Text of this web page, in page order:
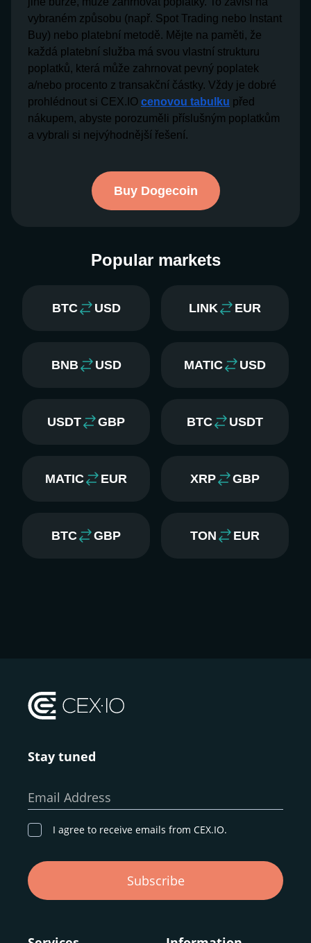
vybraném způsobu (např. Spot Trading nebo Instant
Buy) nebo platební metodě. Mějte na paměti, že
každá platební služba má svou vlastní strukturu
poplatků, která může zahrnovat pevný poplatek
a/nebo procento z transakční částky. Vždy je dobré
prohlédnout si CEX.IO cenovou tabulku před
nákupem, abyste porozuměli příslušným poplatkům
a vybrali si nejvýhodnější řešení.
Buy Dogecoin
Popular markets
BTC USD LINK EUR
BNB USD MATIC USD
USDT GBP BTC USDT
MATIC EUR XRP GBP
BTC GBP TON EUR
Stay tuned
Email Address
I agree to receive emails from CEX.IO.
Subscribe